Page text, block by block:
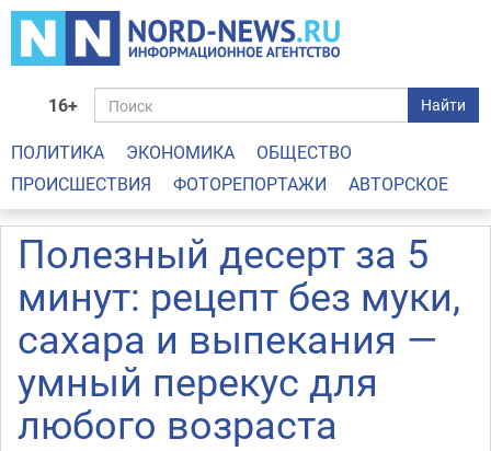
16+ Найти
ПОЛИТИКА ЭКОНОМИКА
ОБЩЕСТВО
ПРОИСШЕСТВИЯ
ФОТОРЕПОРТАЖИ АВТОРСКОЕ
Полезный десерт за 5
минут: рецепт без муки,
сахара и выпекания —
умный перекус для
любого возраста